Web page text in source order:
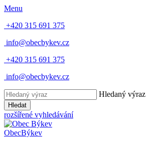
Menu
+420 315 691 375
info@obecbykev.cz
+420 315 691 375
info@obecbykev.cz
Hledaný výraz
Hledat
rozšířené vyhledávání
ObecBýkev